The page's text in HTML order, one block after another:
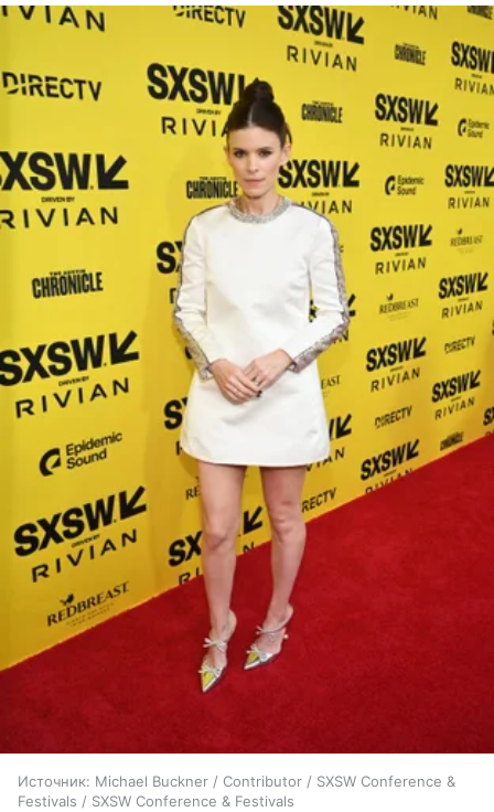
Источник: Michael Buckner / Contributor / SXSW Conference &
Festivals / SXSW Conference & Festivals